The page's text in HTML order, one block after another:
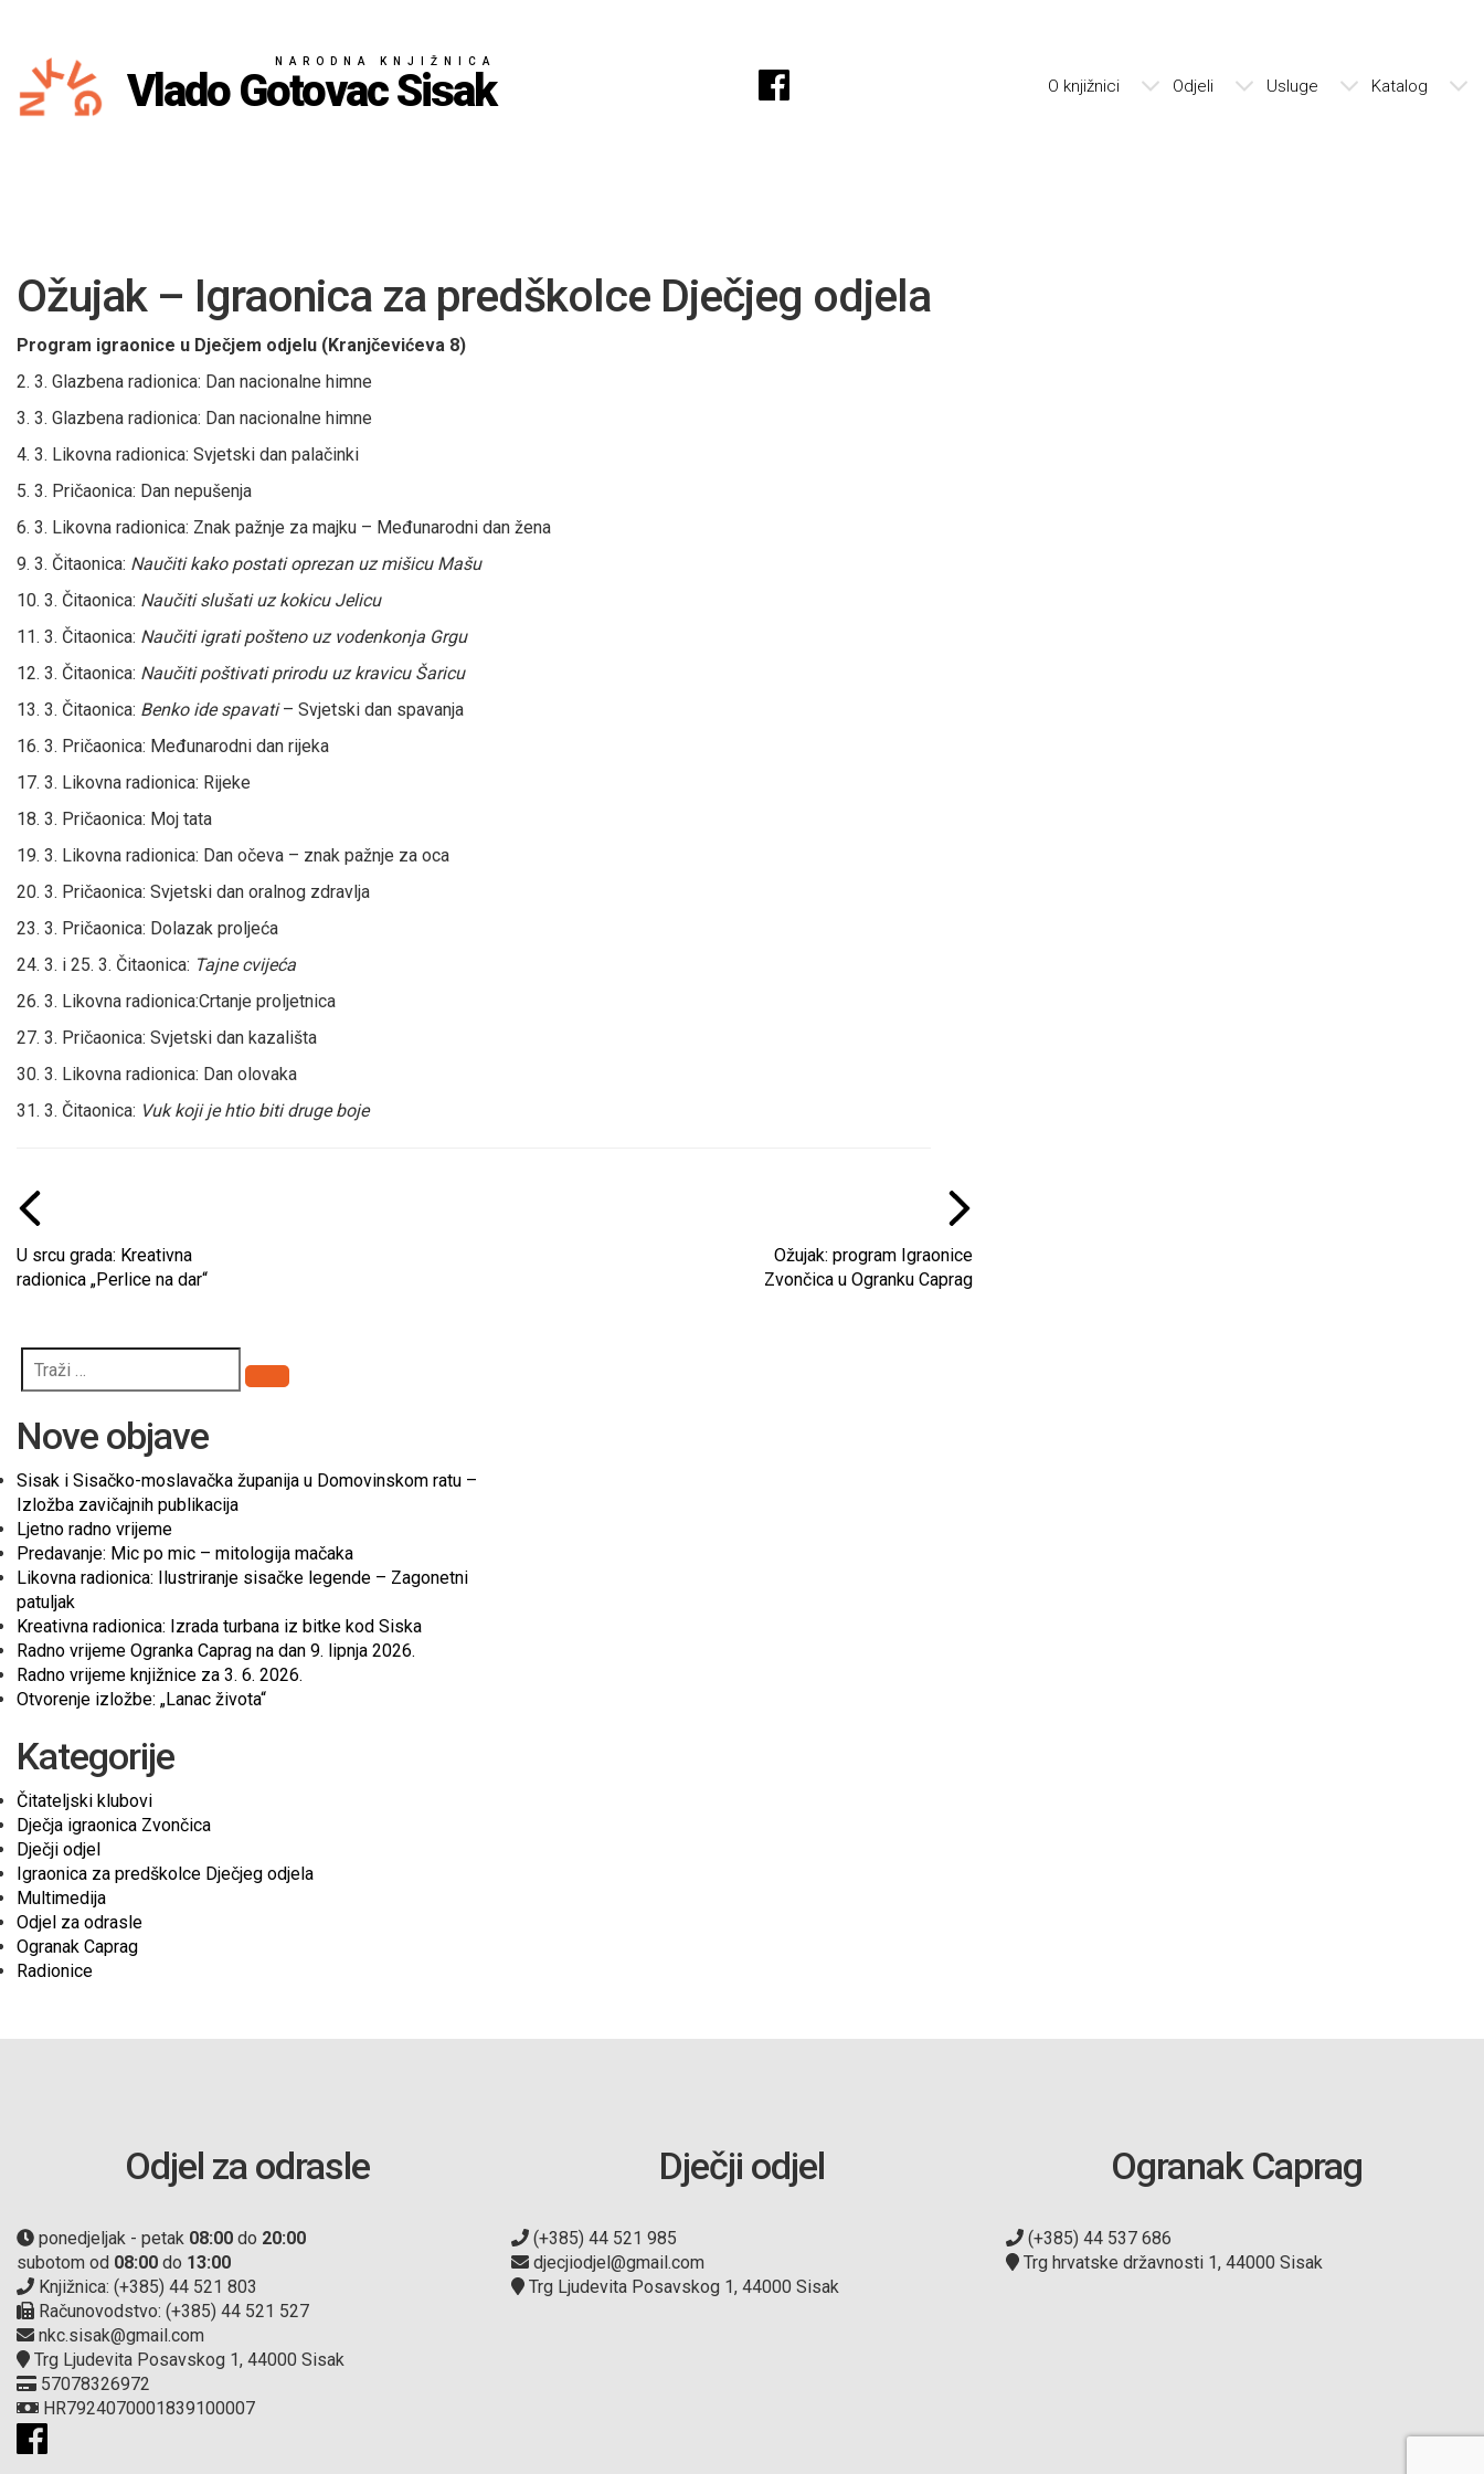
NARODNA KNJIŽNICA
Vlado Gotovac Sisak O knjižnici Odjeli Usluge Katalog
Ožujak – Igraonica za predškolce Dječjeg odjela
Program igraonice u Dječjem odjelu (Kranjčevićeva 8)
2. 3. Glazbena radionica: Dan nacionalne himne
3. 3. Glazbena radionica: Dan nacionalne himne
4. 3. Likovna radionica: Svjetski dan palačinki
5. 3. Pričaonica: Dan nepušenja
6. 3. Likovna radionica: Znak pažnje za majku – Međunarodni dan žena
9. 3. Čitaonica: Naučiti kako postati oprezan uz mišicu Mašu
10. 3. Čitaonica: Naučiti slušati uz kokicu Jelicu
11. 3. Čitaonica: Naučiti igrati pošteno uz vodenkonja Grgu
12. 3. Čitaonica: Naučiti poštivati prirodu uz kravicu Šaricu
13. 3. Čitaonica: Benko ide spavati– Svjetski dan spavanja
16. 3. Pričaonica: Međunarodni dan rijeka
17. 3. Likovna radionica: Rijeke
18. 3. Pričaonica: Moj tata
19. 3. Likovna radionica: Dan očeva – znak pažnje za oca
20. 3. Pričaonica: Svjetski dan oralnog zdravlja
23. 3. Pričaonica: Dolazak proljeća
24. 3. i 25. 3. Čitaonica: Tajne cvijeća
26. 3. Likovna radionica:Crtanje proljetnica
27. 3. Pričaonica: Svjetski dan kazališta
30. 3. Likovna radionica: Dan olovaka
31. 3. Čitaonica: Vuk koji je htio biti druge boje
U srcu grada: Kreativna
radionica „Perlice na dar“
Ožujak: program Igraonice
Zvončica u Ogranku Caprag
Pretraži
Nove objave
Sisak i Sisačko-moslavačka županija u Domovinskom ratu –
Izložba zavičajnih publikacija
Ljetno radno vrijeme
Predavanje: Mic po mic – mitologija mačaka
Likovna radionica: Ilustriranje sisačke legende – Zagonetni
patuljak
Kreativna radionica: Izrada turbana iz bitke kod Siska
Radno vrijeme Ogranka Caprag na dan 9. lipnja 2026.
Radno vrijeme knjižnice za 3. 6. 2026.
Otvorenje izložbe: „Lanac života“
Kategorije
Čitateljski klubovi
Dječja igraonica Zvončica
Dječji odjel
Igraonica za predškolce Dječjeg odjela
Multimedija
Odjel za odrasle
Ogranak Caprag
Radionice
Odjel za odrasle
ponedjeljak - petak 08:00 do 20:00
subotom od 08:00 do 13:00
Knjižnica: (+385) 44 521 803
Računovodstvo: (+385) 44 521 527
nkc.sisak@gmail.com
Trg Ljudevita Posavskog 1, 44000 Sisak
57078326972
HR7924070001839100007
Dječji odjel
(+385) 44 521 985
djecjiodjel@gmail.com
Trg Ljudevita Posavskog 1, 44000 Sisak
Ogranak Caprag
(+385) 44 537 686
Trg hrvatske državnosti 1, 44000 Sisak